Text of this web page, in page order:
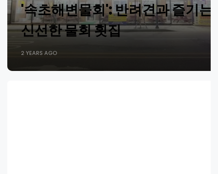
'속초해변물회': 반려견과 즐기는
신선한 물회 횟집
2 YEARS AGO